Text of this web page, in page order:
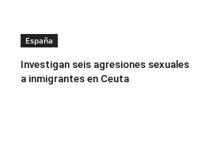
España
Investigan seis agresiones sexuales
a inmigrantes en Ceuta